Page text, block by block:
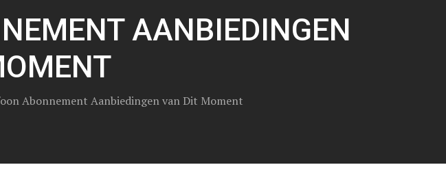
AANBIEDINGEN
Abonnement Aanbiedingen van Dit Moment